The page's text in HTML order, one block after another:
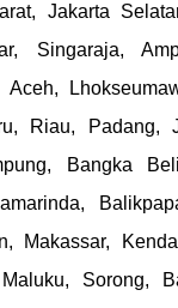
Jakarta
Singaraja,
Aceh,
Riau, Padang,
Bangka
Makassar,
Sorong,